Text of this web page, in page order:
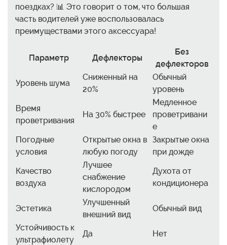
поездках? 📊 Это говорит о том, что большая
часть водителей уже воспользовалась
преимуществами этого аксессуара!
Параметр Дефлекторы
Без
дефлекторов
Уровень шума
Сниженный на
20%
Обычный
уровень
Время
проветривания
На 30% быстрее
Медленное
проветривани
е
Погодные
условия
Открытые окна в
любую погоду
Закрытые окна
при дожде
Качество
воздуха
Лучшее
снабжение
кислородом
Духота от
кондиционера
Эстетика
Улучшенный
внешний вид
Обычный вид
Устойчивость к
ультрафиолету
Да Нет